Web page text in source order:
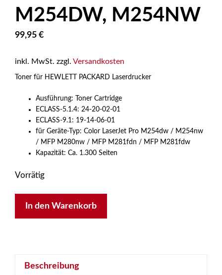
M254DW, M254NW
99,95 €
inkl. MwSt. zzgl. Versandkosten
Toner für HEWLETT PACKARD Laserdrucker
Ausführung: Toner Cartridge
ECLASS-5.1.4: 24-20-02-01
ECLASS-9.1: 19-14-06-01
für Geräte-Typ: Color LaserJet Pro M254dw / M254nw
/ MFP M280nw / MFP M281fdn / MFP M281fdw
Kapazität: Ca. 1.300 Seiten
Vorrätig
HP
für
In den Warenkorb
Beschreibung